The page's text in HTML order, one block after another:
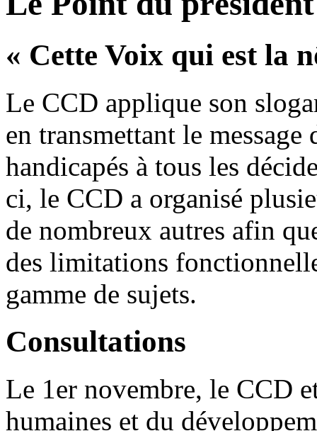
« Cette Voix qui est la
Le CCD applique son
en transmettant le message
handicapés à tous les
ci, le CCD a organisé
de nombreux autres afin
des limitations
gamme de sujets.
Consultations
Le 1er novembre, le CCD
humaines et du